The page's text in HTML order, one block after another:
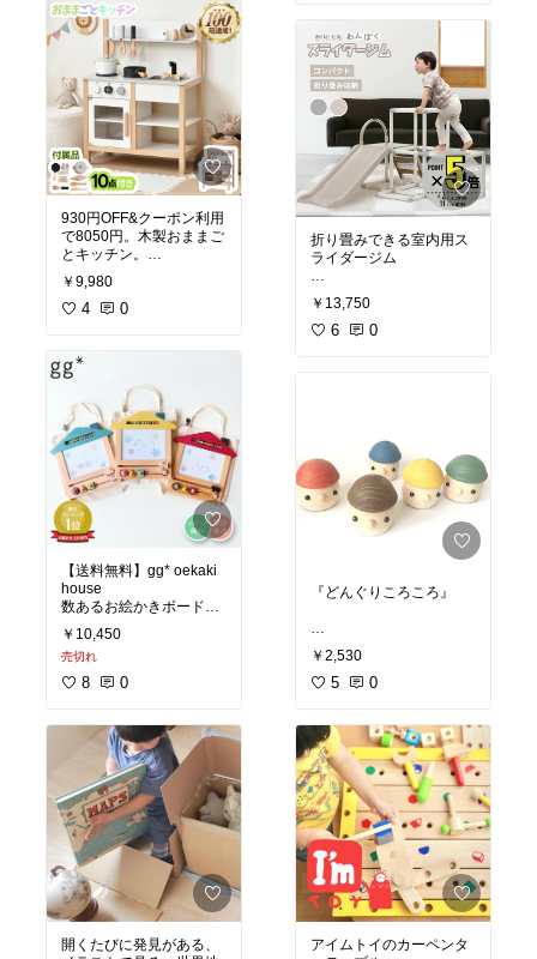
こっちも絶対楽しいな
ぁ…！
ブリオはお値段もなかな
か…と思うけど、遊んで
みると一つ一つが丁寧で
温かみのある作りで、素
敵なおもちゃだなぁと感
じます。
プラレールの車両や他の
木製レールとも合わせて
遊べるのも嬉しい☺️
#クリスマスプレゼント
おうち時間充実
930円OFF&クーポン利用
で8050円。木製おままご
とキッチン。
木製キッチンも色々ある
けど、これは付属品おも
プルだけど可愛くて素敵
☺️
#プレゼント #クリスマス
プレゼント
#おうち時間
充実
￥9,980
4 0
【送料無料】gg* oekaki
house
数あるお絵かきボードの
中で、デザインが1番か
わいいなぁと思う素敵な
商品。
優しい色合いも愛着が湧
クリスマスプレゼント選
びにもぴったり。
ジジ おえかきハウス | お
#クリスマスプレゼント
#
プレゼント
#おうち時間
充実
￥10,450
売切れ
8 0
開くたびに発見がある、
青い新幹線は電池で自動
走行します。駅には手動
で動かせるエレベーター
付き。
#クリスマスプレゼント #
プレゼント #おうち時間
充実
折り畳みできる室内用ス
ライダージム
シンプルで折り畳みもで
きる室内キッズジム。
ジャングルジムと滑り台
プレゼント #おうち時間
充実
￥13,750
6 0
『どんぐりころころ』
インスタで紹介した『ど
んぐりきのこ』の仲間
で、こちらはどんぐりな
坂道をとことこ歩くのは
一緒で、やっぱり癒し
系…全て日本で職人さん
が手作りしているおもち
ゃ。
こちらのショップは送料
無料ライン対象。
（でも在庫切れの色が結
構あるよう…もうひとつ
￥2,530
5 0
アイムトイのカーペンタ